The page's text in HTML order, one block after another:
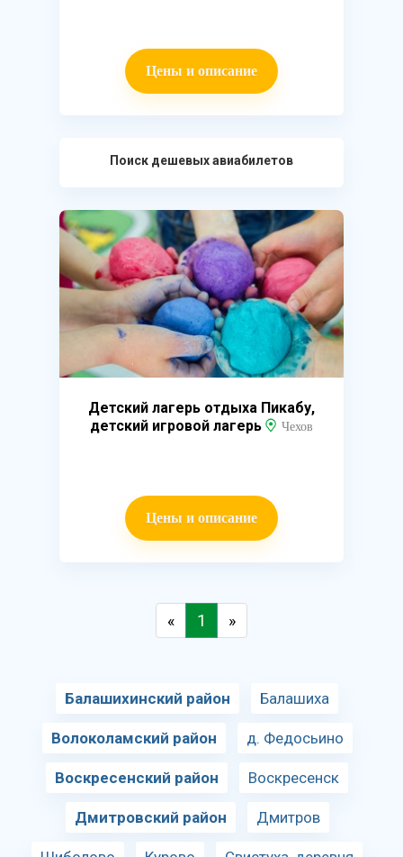
Цены и описание
Поиск дешевых авиабилетов
Детский лагерь отдыха Пикабу,
детский игровой лагерь
Чехов
Цены и описание
« 1 »
Балашихинский район Балашиха
Волоколамский район д. Федосьино
Воскресенский район Воскресенск
Дмитровский район Дмитров